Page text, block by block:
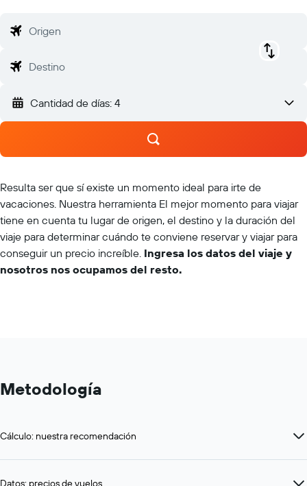
Resulta ser que sí existe un momento ideal para irte de
vacaciones. Nuestra herramienta El mejor momento para viajar
tiene en cuenta tu lugar de origen, el destino y la duración del
viaje para determinar cuándo te conviene reservar y viajar para
conseguir un precio increíble. Ingresa los datos del viaje y
nosotros nos ocupamos del resto.
Origen
Destino
Cantidad de días: 4
Metodología
Cálculo: nuestra recomendación
Datos: precios de vuelos